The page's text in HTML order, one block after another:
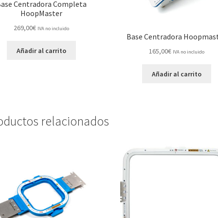
Centradora Completa
HoopMaster
269,00€ IVA no incluido
Añadir al carrito
Base Centradora
165,00€ IVA no incluido
Añadir al carrito
relacionados